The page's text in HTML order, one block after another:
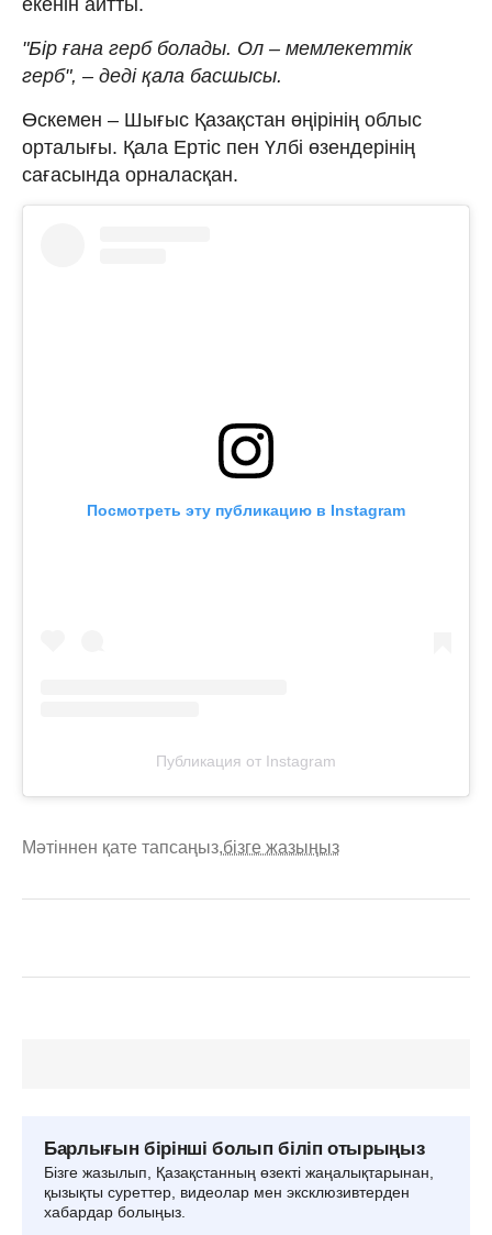
"Бір ғана герб болады. Ол – мемлекеттік
герб", – деді қала басшысы.
Өскемен – Шығыс Қазақстан өңірінің облыс
орталығы. Қала Ертіс пен Үлбі өзендерінің
сағасында орналасқан.
Посмотреть эту публикацию в Instagram
Публикация от Instagram
Мәтіннен қате тапсаңыз,бізге жазыңыз
Барлығын бірінші болып біліп отырыңыз
Бізге жазылып, Қазақстанның өзекті жаңалықтарынан,
қызықты суреттер, видеолар мен эксклюзивтерден
хабардар болыңыз.